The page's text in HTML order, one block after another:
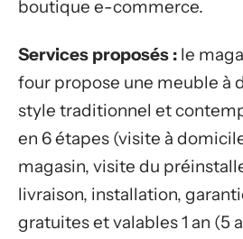
boutique e-commerce.
Services proposés : le
four propose une meuble à
style traditionnel et
en 6 étapes (visite à
magasin, visite du
livraison, installation,
gratuites et valables 1 an (5